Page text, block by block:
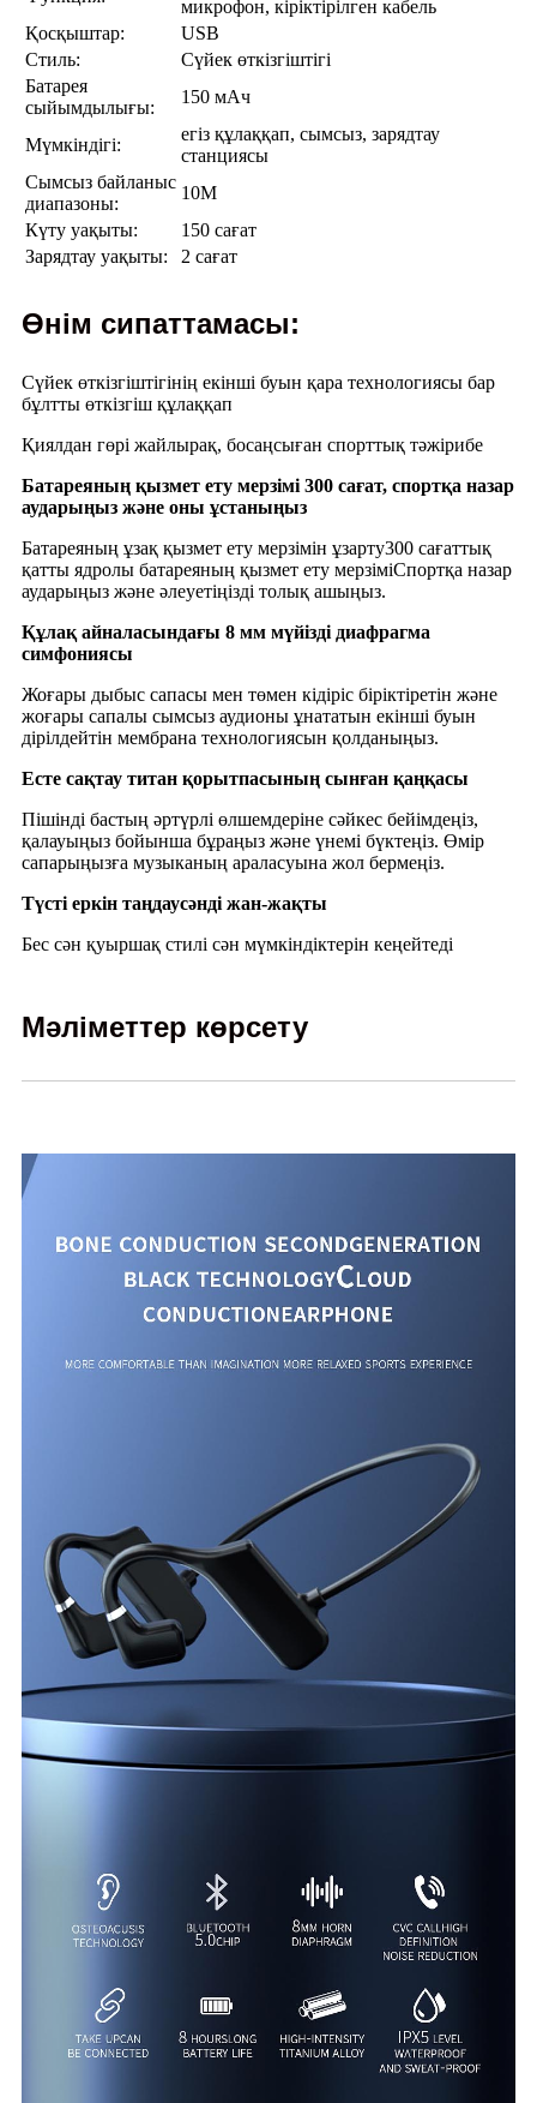
микрофон, кіріктірілген кабель
Қосқыштар:
USB
Стиль:
Сүйек өткізгіштігі
Батарея
сыйымдылығы:
150 мАч
Мүмкіндігі:
егіз құлаққап, сымсыз, зарядтау
станциясы
Сымсыз байланыс
диапазоны:
10M
Күту уақыты:
150 сағат
Зарядтау уақыты:
2 сағат
Өнім сипаттамасы:
Сүйек өткізгіштігінің екінші буын қара технологиясы бар
бұлтты өткізгіш құлаққап
Қиялдан гөрі жайлырақ, босаңсыған спорттық тәжірибе
Батареяның қызмет ету мерзімі 300 сағат, спортқа назар
аударыңыз және оны ұстаныңыз
Батареяның ұзақ қызмет ету мерзімін ұзарту300 сағаттық
қатты ядролы батареяның қызмет ету мерзіміСпортқа назар
аударыңыз және әлеуетіңізді толық ашыңыз.
Құлақ айналасындағы 8 мм мүйізді диафрагма
симфониясы
Жоғары дыбыс сапасы мен төмен кідіріс біріктіретін және
жоғары сапалы сымсыз аудионы ұнататын екінші буын
дірілдейтін мембрана технологиясын қолданыңыз.
Есте сақтау титан қорытпасының сынған қаңқасы
Пішінді бастың әртүрлі өлшемдеріне сәйкес бейімдеңіз,
қалауыңыз бойынша бұраңыз және үнемі бүктеңіз. Өмір
сапарыңызға музыканың араласуына жол бермеңіз.
Түсті еркін таңдаусәнді жан-жақты
Бес сән қуыршақ стилі сән мүмкіндіктерін кеңейтеді
Мәліметтер көрсету